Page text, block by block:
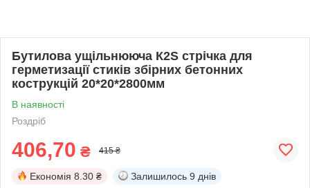
Бутилова ущільнююча К2S стрічка для
герметизації стиків збірних бетонних
кострукцій 20*20*2800мм
В наявності
Роздріб
406,70 ₴ 415 ₴
Економія 8.30 ₴ Залишилось 9 днів